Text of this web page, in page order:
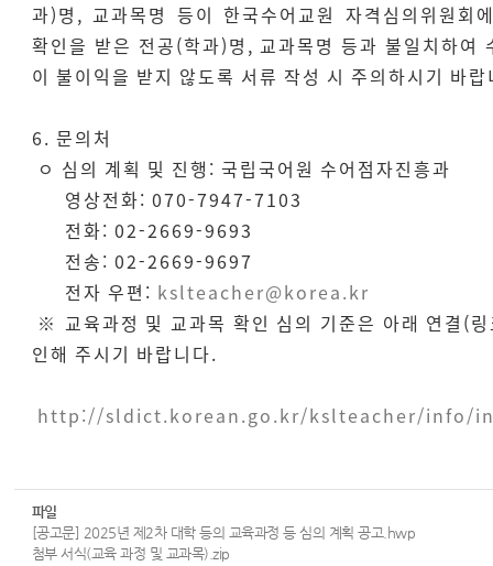
과)명, 교과목명 등이 한국수어교원 자격심의위원회
확인을 받은 전공(학과)명, 교과목명 등과 불일치하여
이 불이익을 받지 않도록 서류 작성 시 주의하시기 바
6. 문의처
ㅇ 심의 계획 및 진행: 국립국어원 수어점자진흥과
영상전화: 070-7947-7103
전화: 02-2669-9693
전송: 02-2669-9697
전자 우편: kslteacher@korea.kr
※ 교육과정 및 교과목 확인 심의 기준은 아래 연결(
인해 주시기 바랍니다.
http://sldict.korean.go.kr/kslteacher/info/
파일
[공고문] 2025년 제2차 대학 등의 교육과정 등 심의 계획 공고.hwp
첨부 서식(교육 과정 및 교과목).zip